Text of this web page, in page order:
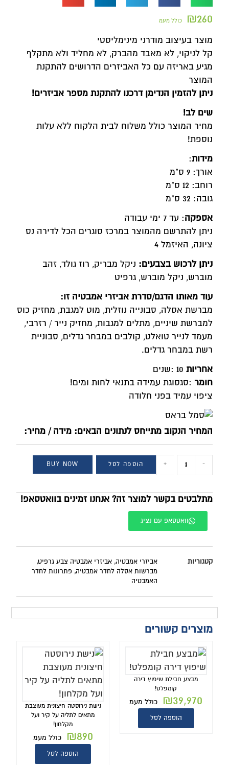
₪260 כולל מעמ
מוצר בעיצוב מודרני מינימליסטי
קל לניקוי, לא מאבד מהברק, לא מחליד ולא מתקלף
מגיע באריזה עם כל האביזרים הדרושים להתקנת
המוצר
ניתן להזמין הנדימן דרכנו להתקנת מספר אביזרים!
שים לב!
מחיר המוצר כולל משלוח לבית הלקוח ללא עלות
נוספת!
מידות:
אורך: 9 ס"מ
רוחב: 12 ס"מ
גובה: 32 ס"מ
אספקה: עד 7 ימי עבודה
ניתן להתרשם מהמוצר במרכז סוגרים הכל לדירה נס
ציונה, האיזמל 4
ניתן לרכוש בצבעים: ניקל מבריק, רוז גולד, זהב
מוברש, ניקל מוברש, גרפיט
עוד מאותו הדגם/סדרת אביזרי אמבטיה זו:
מברשת אסלה, סבונייה נוזלית, מוט למגבת, מחזיק כוס
למברשת שיניים, מתלים למגבות, מחזיק נייר / רזרבי,
מעמד לנייר טואלט, קולבים במבחר גדלים, סבוניית
רשת במבחר גדלים.
אחריות : 10שנים
חומר :סגסוגת עמידה בתנאי לחות ומים!
ציפוי עמיד בפני חלודה
המחיר הנקוב מתייחס לנתונים הבאים: מידה / מחיר:
-
+ הוספה לסל BUY NOW
מתלבטים בקשר למוצר זה? אנחנו זמינים בוואטסאפ!
וואטסאפ עם נציג
קטגוריות אביזרי אמבטיה,אביזרי אמבטיה צבע גרפיט,
מברשות אסלה לחדר אמבטיה, פתרונות לחדר
האמבטיה
מוצרים קשורים
מבצע חבילת שיפוץ דירה
קומפלט!
₪39,970 כולל מעמ
הוספה לסל
נישת נירוסטה חיצונית מעוצבת
מתאים לתליה על קיר ועל
מקלחון!
₪890 כולל מעמ
הוספה לסל